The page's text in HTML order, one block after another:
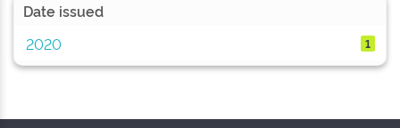
Date issued
2020
1